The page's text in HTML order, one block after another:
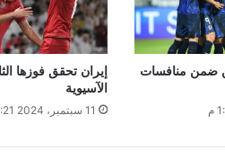
ضمن منافسات
إيران تحقق فوزها
الآسيوية
11 سبتمبر، 2024 1:21 م